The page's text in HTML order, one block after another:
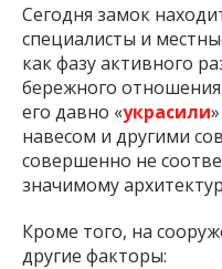
Сегодня замок
специалисты и
как фазу активного
бережного
его давно «украсили
навесом и другими
совершенно не
значимому
Кроме того, на
другие факторы: